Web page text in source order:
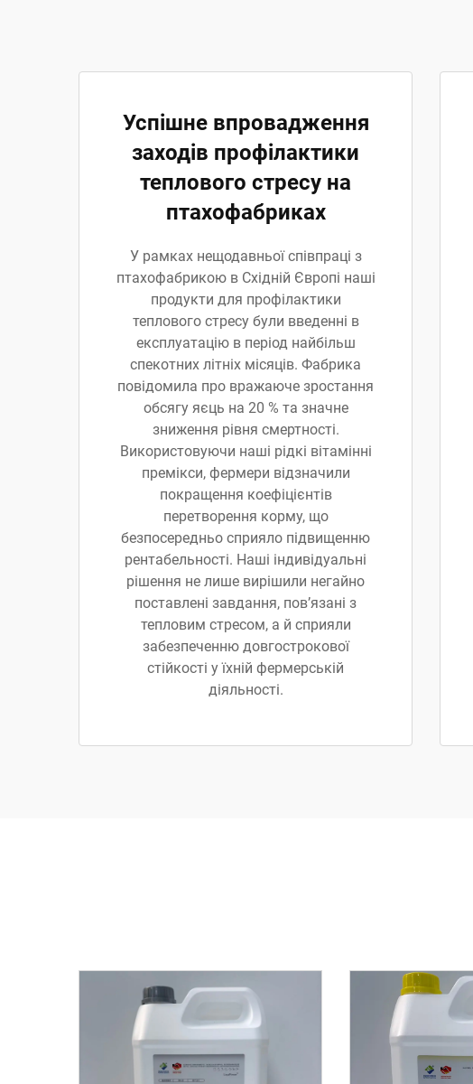
Успішне впровадження
заходів профілактики
теплового стресу на
птахофабриках
У рамках нещодавньої співпраці з
птахофабрикою в Східній Європі наші
продукти для профілактики
теплового стресу були введенні в
експлуатацію в період найбільш
спекотних літніх місяців. Фабрика
повідомила про вражаюче зростання
обсягу яєць на 20 % та значне
зниження рівня смертності.
Використовуючи наші рідкі вітамінні
премікси, фермери відзначили
покращення коефіцієнтів
перетворення корму, що
безпосередньо сприяло підвищенню
рентабельності. Наші індивідуальні
рішення не лише вирішили негайно
поставлені завдання, пов’язані з
тепловим стресом, а й сприяли
забезпеченню довгострокової
стійкості у їхній фермерській
діяльності.